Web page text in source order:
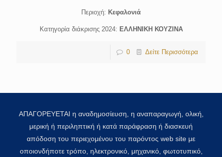
Περιοχή: Κεφαλονιά
Κατηγορία διάκρισης 2024: ΕΛΛΗΝΙΚΗ ΚΟΥΖΙΝΑ
0 Δείτε Περισσότερα
ΑΠΑΓΟΡΕΥΕΤΑΙ η αναδημοσίευση, η αναπαραγωγή, ολική,
μερική ή περιληπτική ή κατά παράφραση ή διασκευή
απόδοση του περιεχομένου του παρόντος web site με
οποιονδήποτε τρόπο, ηλεκτρονικό, μηχανικό, φωτοτυπικό,